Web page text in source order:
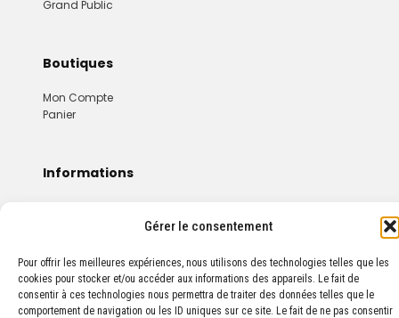
Gérer le consentement
Pour offrir les meilleures expériences, nous utilisons des technologies telles que les
cookies pour stocker et/ou accéder aux informations des appareils. Le fait de
consentir à ces technologies nous permettra de traiter des données telles que le
comportement de navigation ou les ID uniques sur ce site. Le fait de ne pas consentir
Grand Public
Boutiques
Mon Compte
Panier
Informations
Conditions Générales De Vente